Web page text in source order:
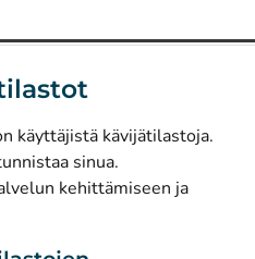
käyttäjistä kävijätilastoja.
sinua.
kehittämiseen ja
)
)